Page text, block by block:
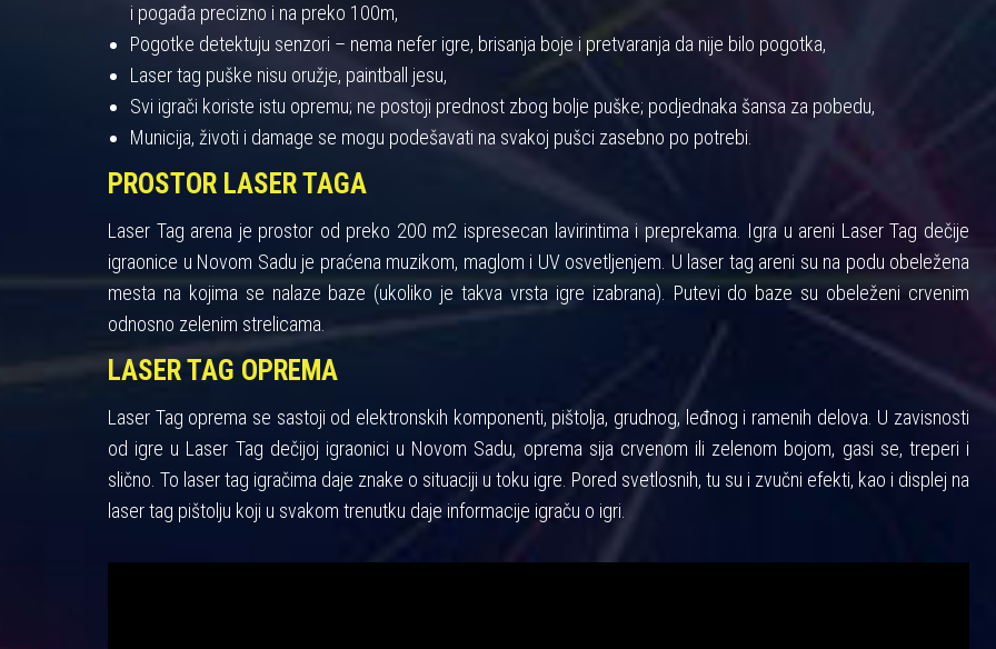
i pogađa precizno i na preko 100m,
Pogotke detektuju senzori – nema nefer igre, brisanja boje i pretvaranja da nije bilo pogotka,
Laser tag puške nisu oružje, paintball jesu,
Svi igrači koriste istu opremu; ne postoji prednost zbog bolje puške; podjednaka šansa za pobedu,
Municija, životi i damage se mogu podešavati na svakoj pušci zasebno po potrebi.
PROSTOR LASER TAGA
Laser Tag arena je prostor od preko 200 m2 ispresecan lavirintima i preprekama. Igra u areni Laser Tag dečije
igraonice u Novom Sadu je praćena muzikom, maglom i UV osvetljenjem. U laser tag areni su na podu obeležena
mesta na kojima se nalaze baze (ukoliko je takva vrsta igre izabrana). Putevi do baze su obeleženi crvenim
odnosno zelenim strelicama.
LASER TAG OPREMA
Laser Tag oprema se sastoji od elektronskih komponenti, pištolja, grudnog, leđnog i ramenih delova. U zavisnosti
od igre u Laser Tag dečijoj igraonici u Novom Sadu, oprema sija crvenom ili zelenom bojom, gasi se, treperi i
slično. To laser tag igračima daje znake o situaciji u toku igre. Pored svetlosnih, tu su i zvučni efekti, kao i displej na
laser tag pištolju koji u svakom trenutku daje informacije igraču o igri.